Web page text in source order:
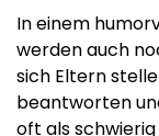
In einem
werden auch
sich Eltern
beantworten
oft als